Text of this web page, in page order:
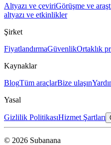
Altyazı ve çeviriGörüşme ve
altyazı ve etkinlikler
Şirket
FiyatlandırmaGüvenlikOrtaklık
Kaynaklar
BlogTüm araçlarBize ulaşın
Yasal
Gizlilik PolitikasıHizmet Şartları
© 2026 Subanana